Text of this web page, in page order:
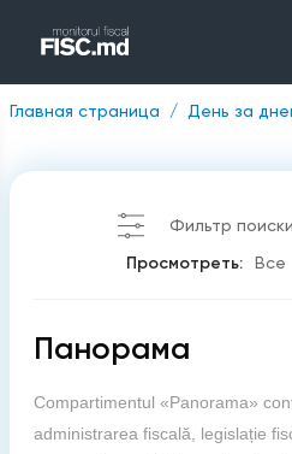
Главная страница День за
Фильтр
Просмотреть:
Панорама
Compartimentul «Panorama»
administrarea fiscală, legislație